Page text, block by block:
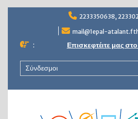
2233350638,
mail@1epal-
: Επισκεφτέιτε μας
Σύνδεσμοι